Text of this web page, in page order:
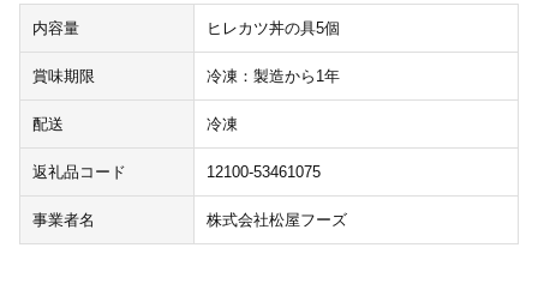
内容量 ヒレカツ丼の具5個
賞味期限 冷凍：製造から1年
配送 冷凍
返礼品コード 12100-53461075
事業者名 株式会社松屋フーズ